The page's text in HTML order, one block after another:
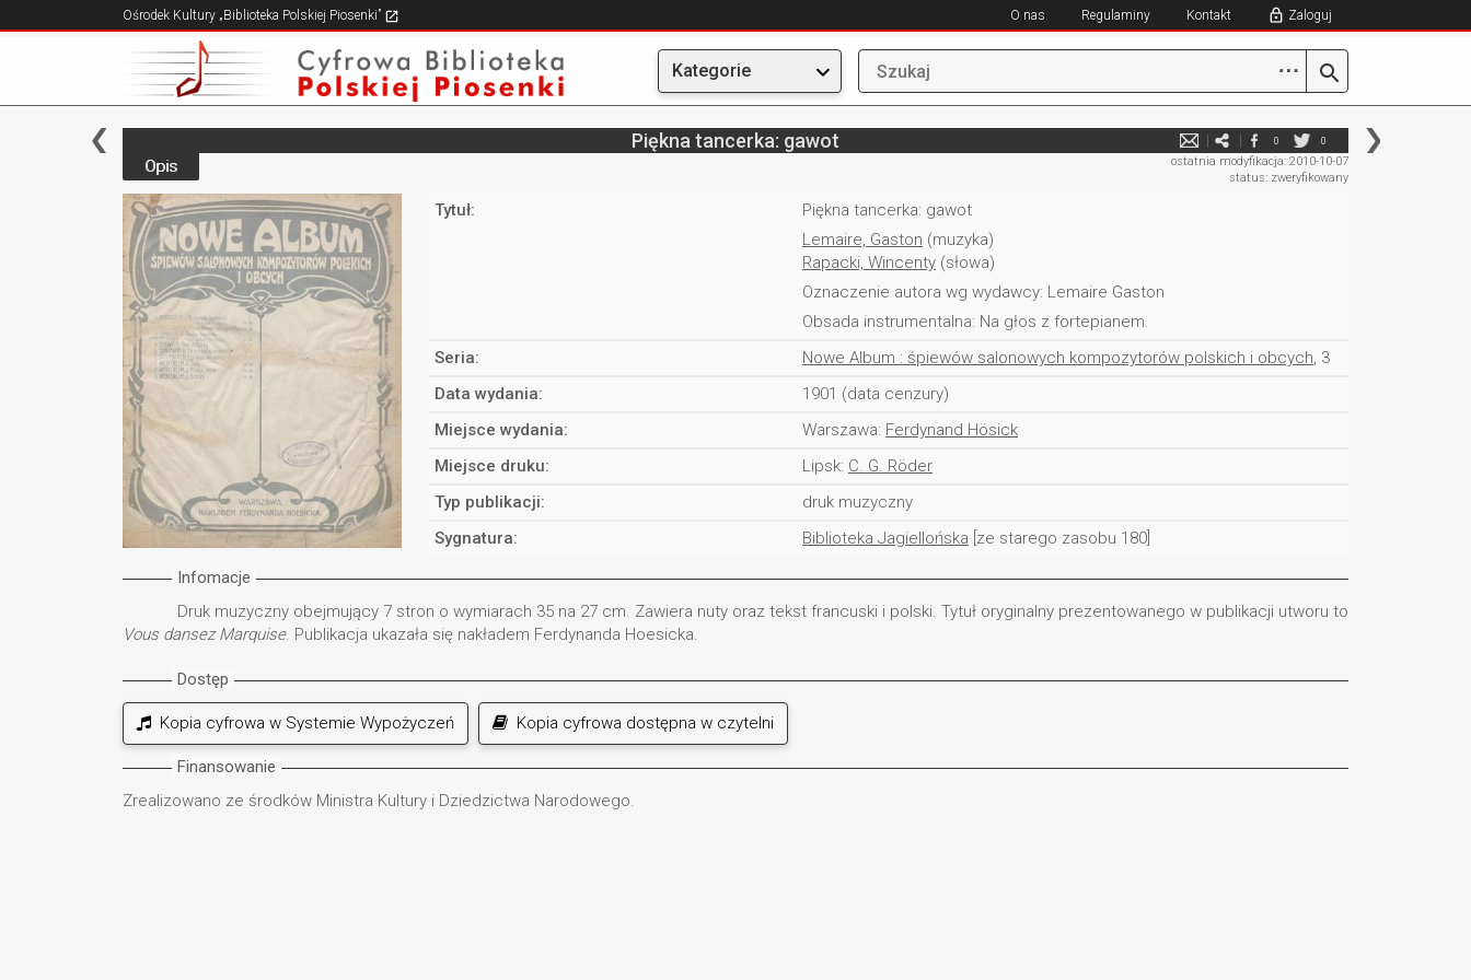
Ośrodek Kultury „Biblioteka Polskiej Piosenki” O nas Regulaminy Kontakt Zaloguj
Kategorie ⋯
Piękna tancerka: gawot 0 0
ostatnia modyfikacja: 2010-10-07
status: zweryfikowany
Opis
Tytuł:
Piękna tancerka: gawot
Lemaire, Gaston (muzyka)
Rapacki, Wincenty (słowa)
Oznaczenie autora wg wydawcy: Lemaire Gaston
Obsada instrumentalna: Na głos z fortepianem.
Seria:
Nowe Album : śpiewów salonowych kompozytorów polskich i obcych, 3
Data wydania:
1901 (data cenzury)
Miejsce wydania:
Warszawa: Ferdynand Hösick
Miejsce druku:
Lipsk: C. G. Röder
Typ publikacji:
druk muzyczny
Sygnatura:
Biblioteka Jagiellońska [ze starego zasobu 180]
Infomacje
Druk muzyczny obejmujący 7 stron o wymiarach 35 na 27 cm. Zawiera nuty oraz tekst francuski i polski. Tytuł oryginalny prezentowanego w publikacji utworu to
Vous dansez Marquise. Publikacja ukazała się nakładem Ferdynanda Hoesicka.
Dostęp
Kopia cyfrowa w Systemie Wypożyczeń Kopia cyfrowa dostępna w czytelni
Finansowanie
Zrealizowano ze środków Ministra Kultury i Dziedzictwa Narodowego.